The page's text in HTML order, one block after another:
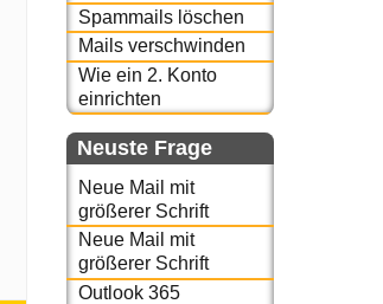
Spammails löschen
Mails verschwinden
Wie ein 2. Konto
einrichten
Neuste Frage
Neue Mail mit
größerer Schrift
Neue Mail mit
größerer Schrift
Outlook 365